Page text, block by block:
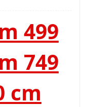
499
749
cm